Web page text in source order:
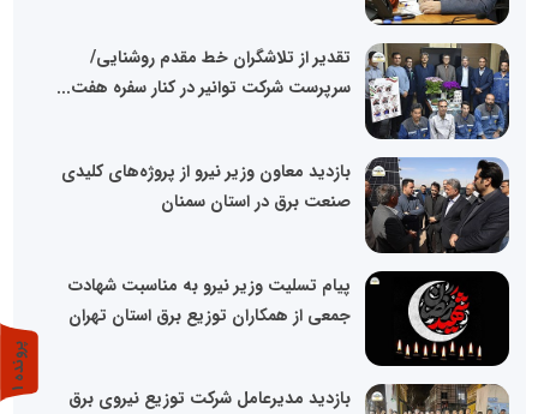
️تقدیر از تلاشگران خط مقدم روشنایی/
سرپرست شرکت توانیر در کنار سفره هفت...
بازدید معاون وزیر نیرو از پروژه‌های کلیدی
صنعت برق در استان سمنان
پیام تسلیت وزیر نیرو به مناسبت شهادت
جمعی از همکاران توزیع برق استان تهران
بازدید مدیرعامل شرکت توزیع نیروی برق
پ
ر
و
ن
د
ه
1